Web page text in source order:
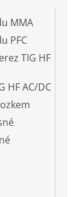
MMA
PFC
TIG HF
HF AC/DC